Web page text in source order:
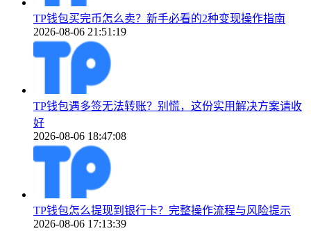
TP钱包买完币怎么卖？新手必看的2种变现操作指南
2026-08-06 21:51:19
TP钱包遇多签无法转账？别慌，这份实用解决方案请收
好
2026-08-06 18:47:08
TP钱包怎么提现到银行卡？完整操作流程与风险提示
2026-08-06 17:13:39